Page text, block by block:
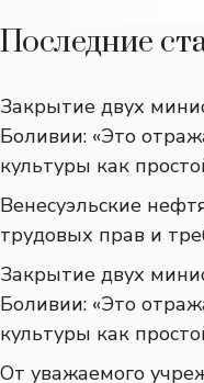
Последние
Закрытие двух
Боливии: «Это
культуры как
Венесуэльские
трудовых прав и
Закрытие двух
Боливии: «Это
культуры как
От уважаемого